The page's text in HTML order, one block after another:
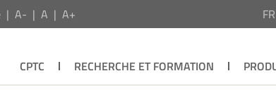
A- A A+
CPTC RECHERCHE ET FORMATION